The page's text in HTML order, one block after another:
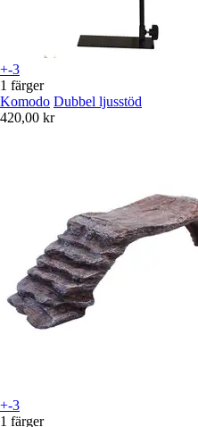
+-3
1 färger
Komodo Dubbel ljusstöd
420,00 kr
+-3
1 färger